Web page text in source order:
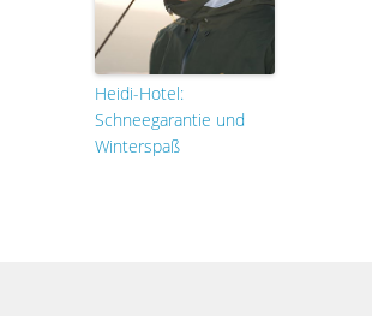
Heidi-Hotel:
Schneegarantie und
Winterspaß